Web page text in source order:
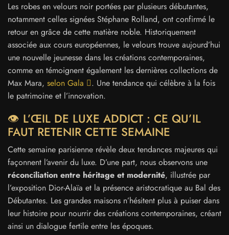
Les robes en velours noir portées par plusieurs débutantes,
notamment celles signées Stéphane Rolland, ont confirmé le
retour en grâce de cette matière noble. Historiquement
associée aux cours européennes, le velours trouve aujourd’hui
une nouvelle jeunesse dans les créations contemporaines,
comme en témoignent également les dernières collections de
Max Mara, selon Gala
. Une tendance qui célèbre à la fois
le patrimoine et l’innovation.
👁️ L’ŒIL DE LUXE ADDICT : CE QU’IL
FAUT RETENIR CETTE SEMAINE
Cette semaine parisienne révèle deux tendances majeures qui
façonnent l’avenir du luxe. D’une part, nous observons une
réconciliation entre héritage et modernité, illustrée par
l’exposition Dior-Alaïa et la présence aristocratique au Bal des
Débutantes. Les grandes maisons n’hésitent plus à puiser dans
leur histoire pour nourrir des créations contemporaines, créant
ainsi un dialogue fertile entre les époques.